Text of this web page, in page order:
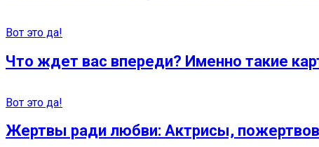
Вот это да!
Что ждет вас впереди? Именно такие
Вот это да!
Жертвы ради любви: Актрисы,